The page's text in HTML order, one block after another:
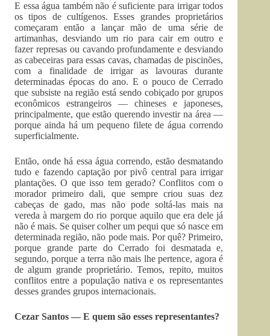
E essa água também não é suficiente para irrigar todos
os tipos de cultígenos. Esses grandes proprietários
começaram então a lançar mão de uma série de
artimanhas, desviando um rio para cair em outro e
fazer represas ou cavando profundamente e desviando
as cabeceiras para essas cavas, chamadas de piscinões,
com a finalidade de irrigar as lavouras durante
determinadas épocas do ano. E o pouco de Cerrado
que subsiste na região está sendo cobiçado por grupos
econômicos estrangeiros — chineses e japoneses,
principalmente, que estão querendo investir na área —
porque ainda há um pequeno filete de água correndo
superficialmente.
Então, onde há essa água correndo, estão desmatando
tudo e fazendo captação por pivô central para irrigar
plantações. O que isso tem gerado? Conflitos com o
morador primeiro dali, que sempre criou suas dez
cabeças de gado, mas não pode soltá-las mais na
vereda à margem do rio porque aquilo que era dele já
não é mais. Se quiser colher um pequi que só nasce em
determinada região, não pode mais. Por quê? Primeiro,
porque grande parte do Cerrado foi desmatada e,
segundo, porque a terra não mais lhe pertence, agora é
de algum grande proprietário. Temos, repito, muitos
conflitos entre a população nativa e os representantes
desses grandes grupos internacionais.
Cezar Santos — E quem são esses representantes?